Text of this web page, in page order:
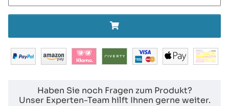
Haben Sie noch Fragen zum Produkt?
Unser Experten-Team hilft Ihnen gerne weiter.